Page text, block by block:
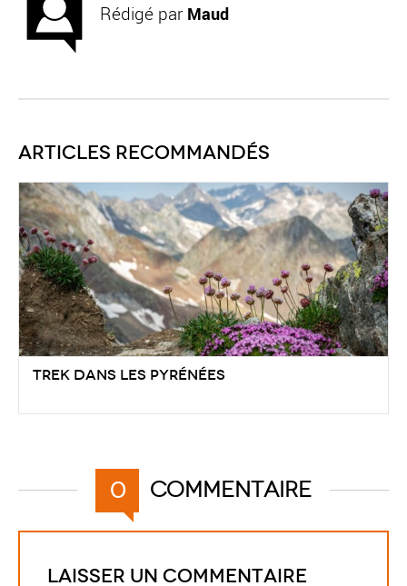
Rédigé par Maud
Articles recommandés
Trek dans les Pyrénées
0 Commentaire
Laisser un commentaire